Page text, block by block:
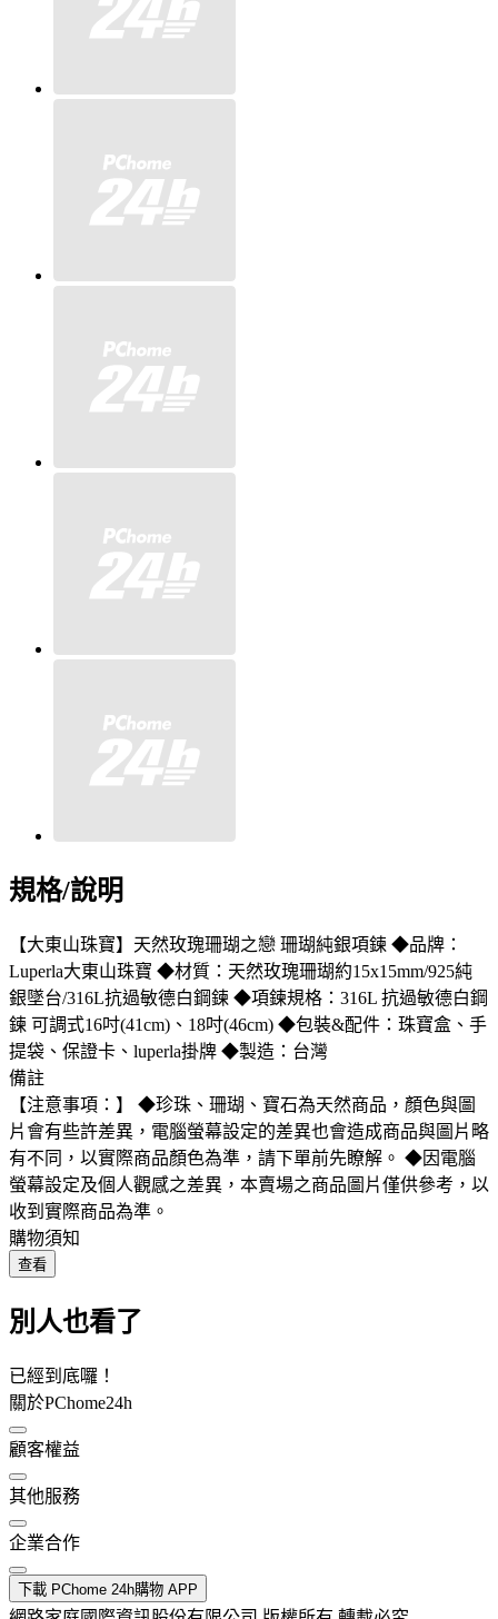
規格/說明
【大東山珠寶】天然玫瑰珊瑚之戀 珊瑚純銀項鍊 ◆品牌：
Luperla大東山珠寶 ◆材質：天然玫瑰珊瑚約15x15mm/925純
銀墜台/316L抗過敏德白鋼鍊 ◆項鍊規格：316L 抗過敏德白鋼
鍊 可調式16吋(41cm)、18吋(46cm) ◆包裝&配件：珠寶盒、手
提袋、保證卡、luperla掛牌 ◆製造：台灣
備註
【注意事項：】 ◆珍珠、珊瑚、寶石為天然商品，顏色與圖
片會有些許差異，電腦螢幕設定的差異也會造成商品與圖片略
有不同，以實際商品顏色為準，請下單前先瞭解。 ◆因電腦
螢幕設定及個人觀感之差異，本賣場之商品圖片僅供參考，以
收到實際商品為準。
購物須知
查看
別人也看了
已經到底囉！
關於PChome24h
顧客權益
其他服務
企業合作
下載 PChome 24h購物 APP